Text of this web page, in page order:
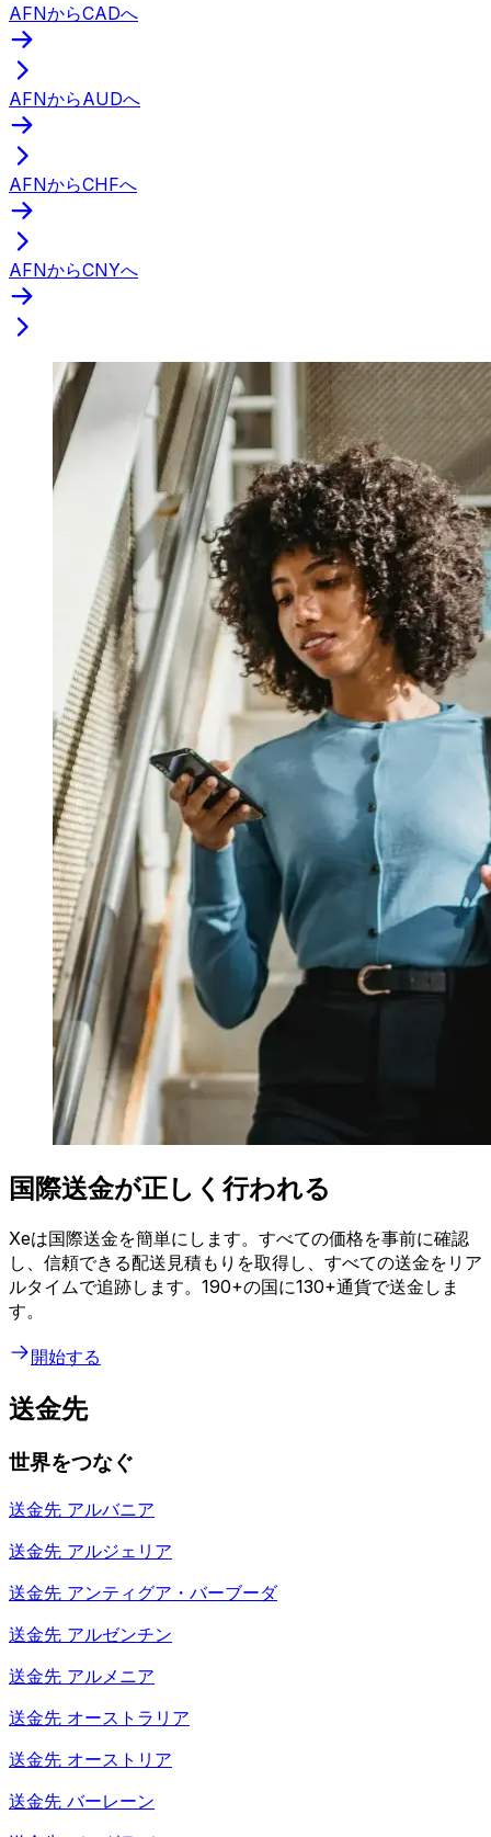
AFNからCADへ
AFNからAUDへ
AFNからCHFへ
AFNからCNYへ
国際送金が正しく行われる
Xeは国際送金を簡単にします。すべての価格を事前に確認
し、信頼できる配送見積もりを取得し、すべての送金をリア
ルタイムで追跡します。190+の国に130+通貨で送金しま
す。
開始する
送金先
世界をつなぐ
送金先 アルバニア
送金先 アルジェリア
送金先 アンティグア・バーブーダ
送金先 アルゼンチン
送金先 アルメニア
送金先 オーストラリア
送金先 オーストリア
送金先 バーレーン